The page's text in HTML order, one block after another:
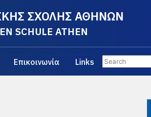
ΣΧΟΛΗΣ ΑΘΗΝΩΝ
SCHULE ATHEN
Επικοινωνία Links